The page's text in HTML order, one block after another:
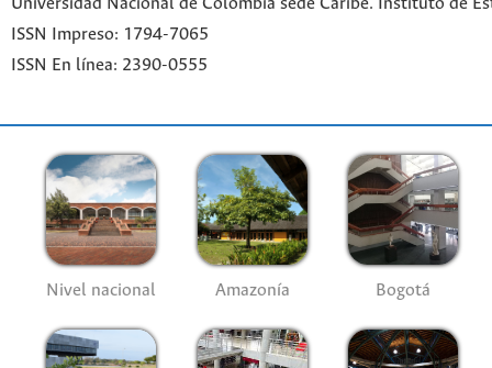
Universidad Nacional de Colombia sede Caribe. Instituto de
ISSN Impreso: 1794-7065
ISSN En línea: 2390-0555
Nivel nacional Amazonía Bogotá